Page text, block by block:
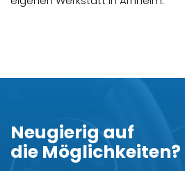
Neugierig auf
die Möglichkeiten?